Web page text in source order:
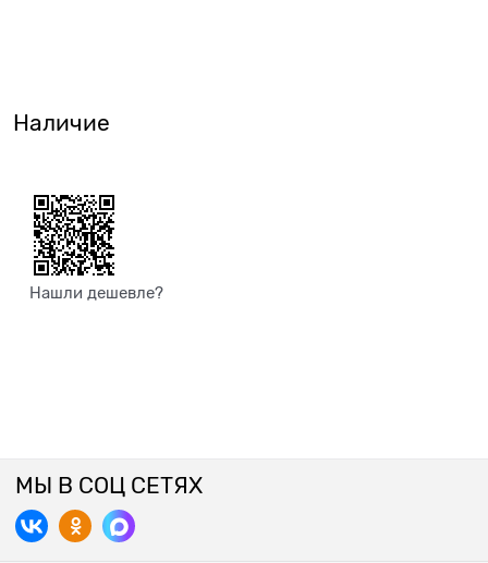
Наличие
Нашли дешевле?
МЫ В СОЦ СЕТЯХ